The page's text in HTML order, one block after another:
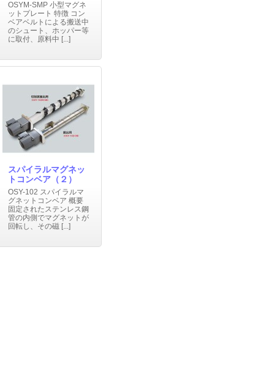
OSYM-SMP 小型マグネ
ットプレート 特徴 コン
ベアベルトによる搬送中
のシュート、ホッパー等
に取付、原料中 [...]
スパイラルマグネッ
トコンベア（２）
OSY-102 スパイラルマ
グネットコンベア 概要
固定されたステンレス鋼
管の内側でマグネットが
回転し、その磁 [...]